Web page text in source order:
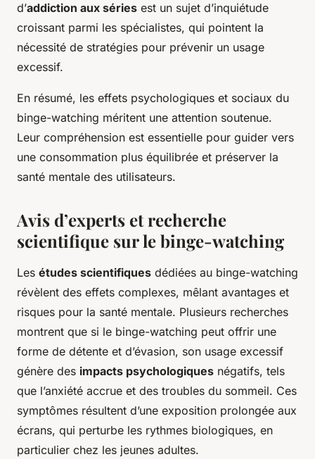
d’addiction aux séries est un sujet d’inquiétude
croissant parmi les spécialistes, qui pointent la
nécessité de stratégies pour prévenir un usage
excessif.
En résumé, les effets psychologiques et sociaux du
binge-watching méritent une attention soutenue.
Leur compréhension est essentielle pour guider vers
une consommation plus équilibrée et préserver la
santé mentale des utilisateurs.
Avis d’experts et recherche
scientifique sur le binge-watching
Les études scientifiques dédiées au binge-watching
révèlent des effets complexes, mêlant avantages et
risques pour la santé mentale. Plusieurs recherches
montrent que si le binge-watching peut offrir une
forme de détente et d’évasion, son usage excessif
génère des impacts psychologiques négatifs, tels
que l’anxiété accrue et des troubles du sommeil. Ces
symptômes résultent d’une exposition prolongée aux
écrans, qui perturbe les rythmes biologiques, en
particulier chez les jeunes adultes.